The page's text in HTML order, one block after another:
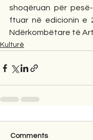
shoqëruan për
ftuar në edicionin e
Ndërkombëtare të
Kulturë
Comments